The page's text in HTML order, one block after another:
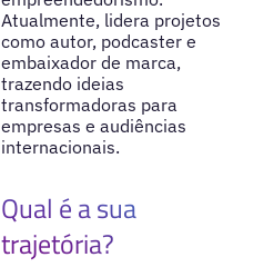
Atualmente, lidera projetos
como autor, podcaster e
embaixador de marca,
trazendo ideias
transformadoras para
empresas e audiências
internacionais.
Qual é a sua
trajetória?